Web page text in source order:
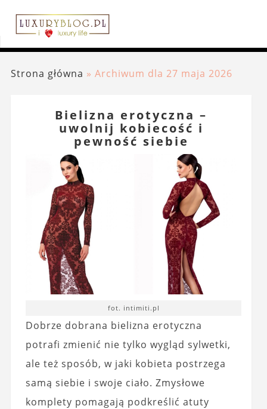
Strona główna » Archiwum dla 27 maja 2026
Bielizna erotyczna –
uwolnij kobiecość i
pewność siebie
fot. intimiti.pl
Dobrze dobrana bielizna erotyczna
potrafi zmienić nie tylko wygląd sylwetki,
ale też sposób, w jaki kobieta postrzega
samą siebie i swoje ciało. Zmysłowe
komplety pomagają podkreślić atuty